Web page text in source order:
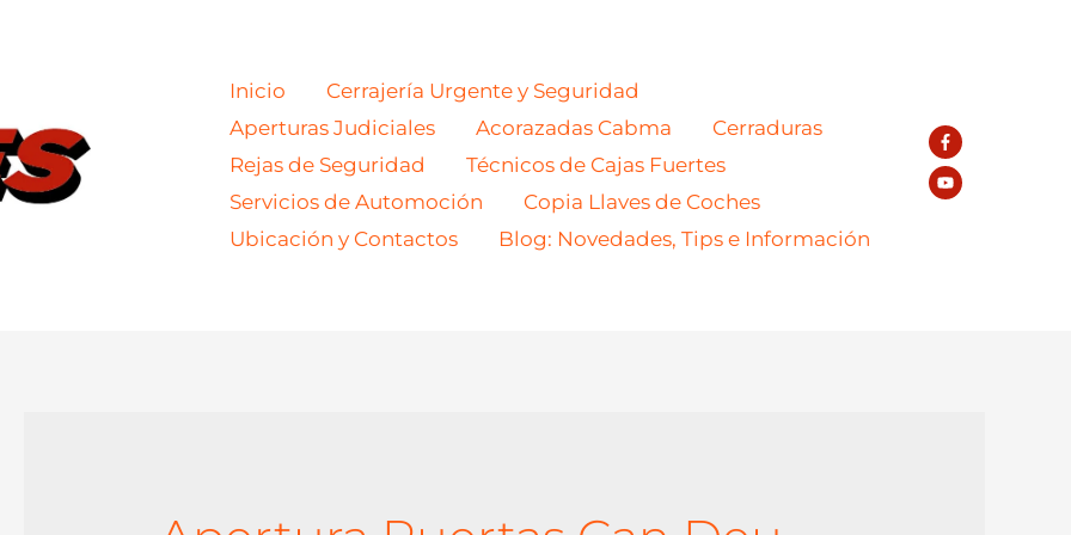
Inicio
Cerrajería Urgente y Seguridad
Aperturas Judiciales
Acorazadas Cabma
Cerraduras
Rejas de Seguridad
Técnicos de Cajas Fuertes
Servicios de Automoción
Copia Llaves de Coches
Ubicación y Contactos
Blog: Novedades, Tips e Información